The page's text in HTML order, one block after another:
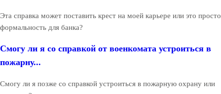
Эта справка может поставить крест на моей карьере или это просто
формальность для банка?
Смогу ли я со справкой от военкомата устроиться в
пожарну...
Смогу ли я позже со справкой устроиться в пожарную охрану или